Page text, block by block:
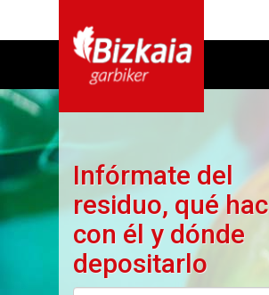
Infórmate del
residuo, qué
con él y dónde
depositarlo